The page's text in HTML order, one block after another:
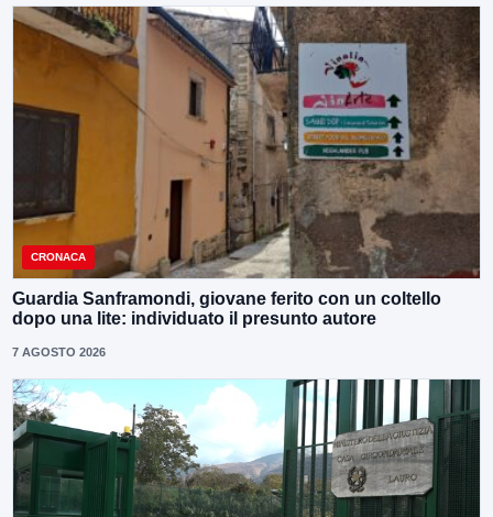
CRONACA
Guardia Sanframondi, giovane ferito con un coltello
dopo una lite: individuato il presunto autore
7 AGOSTO 2026